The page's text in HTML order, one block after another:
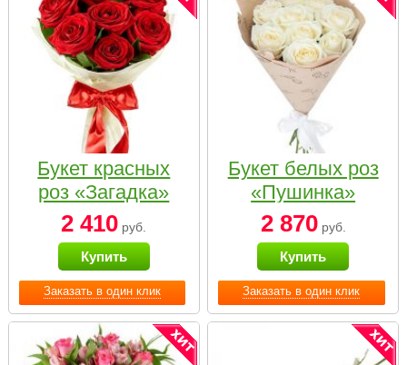
Заказать в один клик
Букет красных
роз «Загадка»
2 410 руб.
Купить
Заказать в один клик
Букет белых роз
«Пушинка»
2 870руб.
Купить